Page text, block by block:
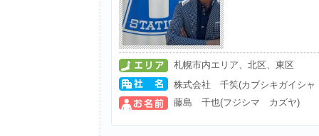
札幌市内エリア、北区、東区
株式会社 千笶(カブシキガイシ
藤島 千也(フジシマ カズヤ)